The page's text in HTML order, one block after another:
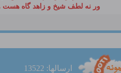
ور نه لطف شیخ و زاهد گاه هست
ارسالها: 13522